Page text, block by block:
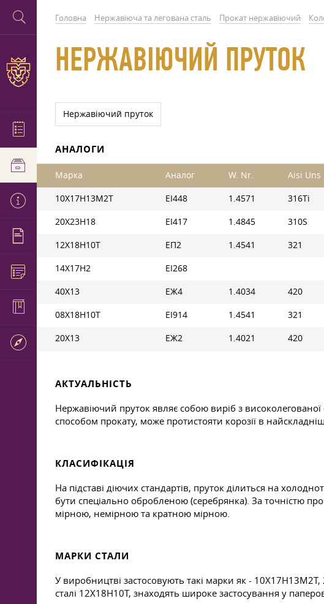
Головна Нержавіюча та легована сталь Прокат нержавіючий
НЕРЖАВІЮЧИЙ ПРУТОК
Нержавіючий пруток
АНАЛОГИ
Марка Аналог W. Nr. Aisi Uns
10Х17Н13М2Т ЕІ448 1.4571 316Ti
20Х23Н18 ЕІ417 1.4845 310S
12Х18Н10Т ЕП2 1.4541 321
14Х17Н2 ЕІ268
40Х13 ЕЖ4 1.4034 420
08Х18Н10Т ЕІ914 1.4541 321
20Х13 ЕЖ2 1.4021 420
АКТУАЛЬНІСТЬ
Нержавіючий пруток являє собою виріб з високолегованої
способом прокату, може протистояти корозії в
КЛАСИФІКАЦІЯ
На підставі діючих стандартів, пруток ділиться на
бути спеціально обробленою (серебрянка). За точністю
мірною, немірною та кратною мірною.
МАРКИ СТАЛИ
У виробництві застосовують такі марки як -
сталі 12Х18Н10Т, знаходять широке застосування у